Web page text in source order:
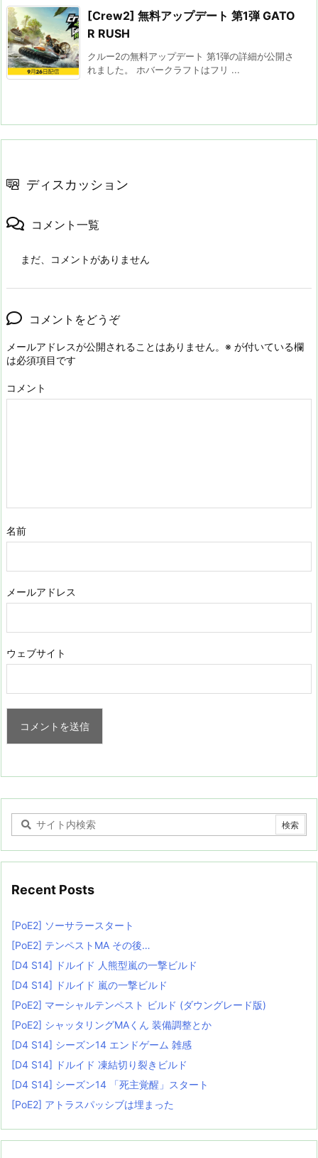
[Crew2] 無料アップデート 第1弾 GATO
R RUSH
クルー2の無料アップデート 第1弾の詳細が公開さ
れました。 ホバークラフトはフリ ...
ディスカッション
コメント一覧
まだ、コメントがありません
コメントをどうぞ
メールアドレスが公開されることはありません。 ※ が付いている欄
は必須項目です
コメント
名前
メールアドレス
ウェブサイト
Recent Posts
[PoE2] ソーサラースタート
[PoE2] テンペストMA その後…
[D4 S14] ドルイド 人熊型嵐の一撃ビルド
[D4 S14] ドルイド 嵐の一撃ビルド
[PoE2] マーシャルテンペスト ビルド (ダウングレード版)
[PoE2] シャッタリングMAくん 装備調整とか
[D4 S14] シーズン14 エンドゲーム 雑感
[D4 S14] ドルイド 凍結切り裂きビルド
[D4 S14] シーズン14 「死主覚醒」スタート
[PoE2] アトラスパッシブは埋まった